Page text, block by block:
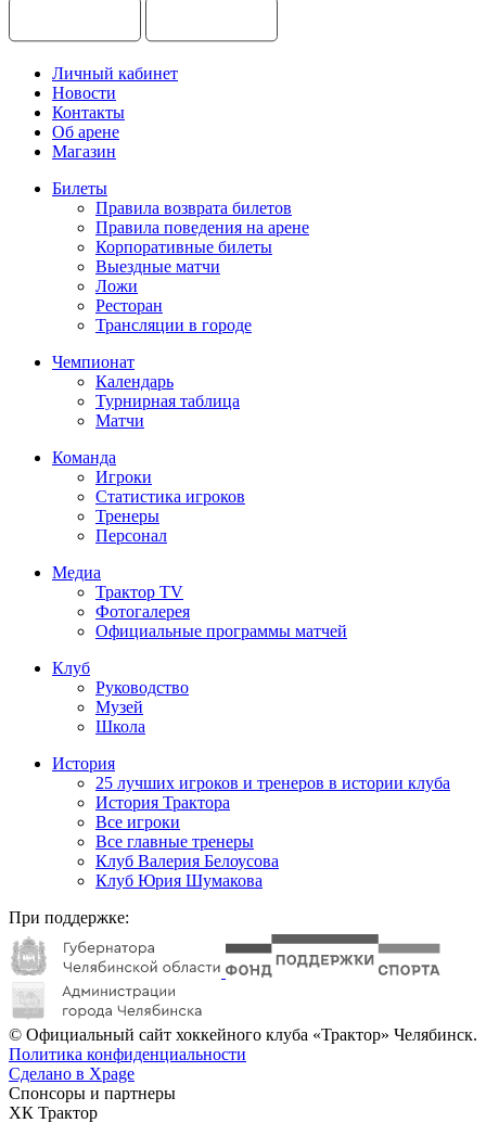
Личный кабинет
Новости
Контакты
Об арене
Магазин
Билеты
Правила возврата билетов
Правила поведения на арене
Корпоративные билеты
Выездные матчи
Ложи
Ресторан
Трансляции в городе
Чемпионат
Календарь
Турнирная таблица
Матчи
Команда
Игроки
Статистика игроков
Тренеры
Персонал
Медиа
Трактор TV
Фотогалерея
Официальные программы матчей
Клуб
Руководство
Музей
Школа
История
25 лучших игроков и тренеров в истории клуба
История Трактора
Все игроки
Все главные тренеры
Клуб Валерия Белоусова
Клуб Юрия Шумакова
При поддержке:
© Официальный сайт хоккейного клуба «Трактор» Челябинск.
Политика конфиденциальности
Сделано в Xpage
Спонсоры и партнеры
ХК Трактор